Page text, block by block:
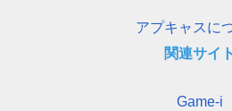
アプキャスに
関連サイト
Game-i